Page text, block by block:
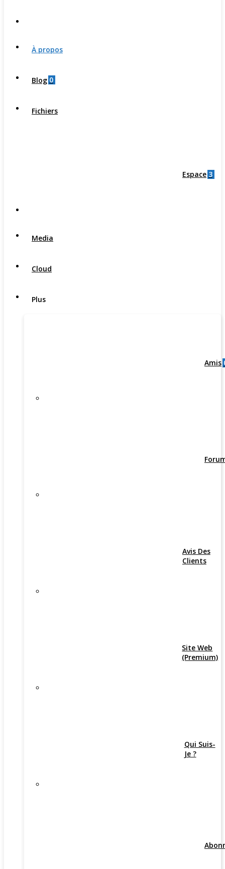
À propos
Blog 0
Fichiers
Espace 3
Media
Cloud
Plus
Amis
Avis Des
Clients
Site Web
(Premium)
Qui Suis-
Je ?